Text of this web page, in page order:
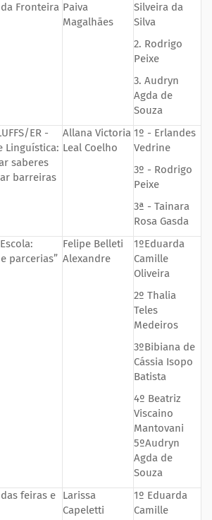
Fronteira Paiva
Magalhães
Silveira da
Silva
2. Rodrigo
Peixe
3. Audryn
Agda de
Souza
ER -
Linguística:
saberes
barreiras
Allana Victoria
Leal Coelho
1º - Erlandes
Vedrine
3º - Rodrigo
Peixe
3ª - Tainara
Rosa Gasda
parcerias”
Felipe Belleti
Alexandre
1ºEduarda
Camille
Oliveira
2º Thalia
Teles
Medeiros
3ºBibiana de
Cássia Isopo
Batista
4º Beatriz
Viscaino
Mantovani
5ºAudryn
Agda de
Souza
feiras e
Larissa
Capeletti
1º Eduarda
Camille